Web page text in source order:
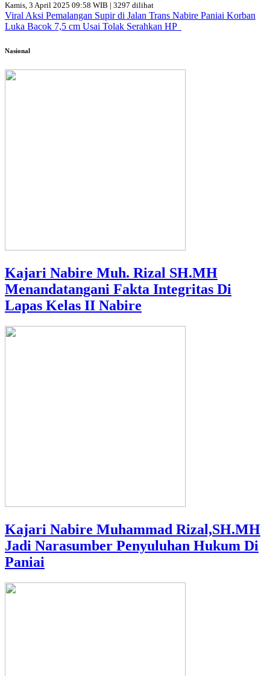
Kamis, 3 April 2025 09:58 WIB | 3297 dilihat
Viral Aksi Pemalangan Supir di Jalan Trans Nabire Paniai Korban
Luka Bacok 7,5 cm Usai Tolak Serahkan HP
Nasional
Kajari Nabire Muh. Rizal SH.MH
Menandatangani Fakta Integritas Di
Lapas Kelas II Nabire
Kajari Nabire Muhammad Rizal,SH.MH
Jadi Narasumber Penyuluhan Hukum Di
Paniai